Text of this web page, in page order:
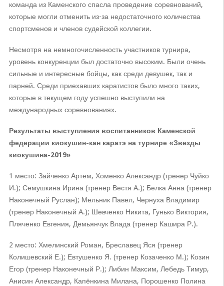
команда из Каменского спасла проведение соревнований,
которые могли отменить из-за недостаточного количества
спортсменов и членов судейской коллегии.
Несмотря на немногочисленность участников турнира,
уровень конкуренции был достаточно высоким. Были очень
сильные и интересные бойцы, как среди девушек, так и
парней. Среди приехавших каратистов было много таких,
которые в текущем году успешно выступили на
международных соревнованиях.
Результаты выступления воспитанников Каменской
федерации киокушин-кан каратэ на турнире «Звезды
киокушина-2019»
1 место: Зайченко Артем, Хоменко Александр (тренер Чуйко
И.); Семушкина Ирина (тренер Вестя А.); Белка Анна (тренер
Наконечный Руслан); Мельник Павел, Чернуха Владимир
(тренер Наконечный А.); Шевченко Никита, Гунько Виктория,
Пляченко Евгения, Демьянчук Влада (тренер Кашира Р.).
2 место: Хмелинский Роман, Бреславец Яся (тренер
Колишевский Е.); Евтушенко Я. (тренер Козаченко М.); Козин
Егор (тренер Наконечный Р.); Либин Максим, Лебедь Тимур,
Анисин Александр, Капёнкина Милана, Порошенко Полина